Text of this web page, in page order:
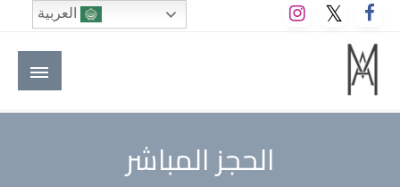
التخطي
إلى
المحتوى
M A hotels | إم ايه هوتيلز
الموقع الأول للعاملين في الفنادق في العالم العربي
الحجز المباشر
العربية